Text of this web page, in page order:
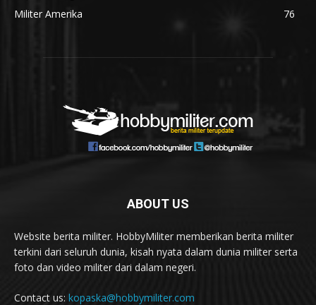
Militer Amerika
76
ABOUT US
Website berita militer. HobbyMiliter memberikan berita militer
terkini dari seluruh dunia, kisah nyata dalam dunia militer serta
foto dan video militer dari dalam negeri.
Contact us: kopaska@hobbymiliter.com